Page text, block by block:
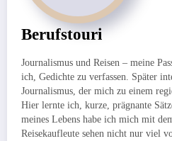
Berufstouri
Journalismus und Reisen – meine
ich, Gedichte zu verfassen. Später
Journalismus, der mich zu einem
Hier lernte ich, kurze, prägnante
meines Lebens habe ich mich mit
Reisekaufleute sehen nicht nur viel